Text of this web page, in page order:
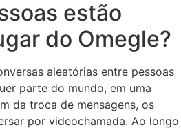
estão
do Omegle?
aleatórias entre pessoas
parte do mundo, em uma
da troca de mensagens, os
por videochamada. Ao longo